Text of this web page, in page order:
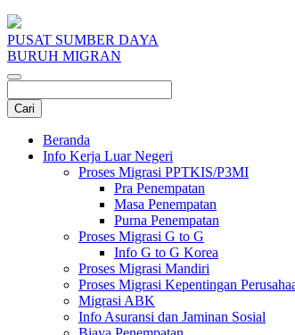
PUSAT SUMBER DAYA
BURUH MIGRAN
Beranda
Info Kerja Luar Negeri
Proses Migrasi PPTKIS/P3MI
Pra Penempatan
Masa Penempatan
Purna Penempatan
Proses Migrasi G to G
Info G to G Korea
Proses Migrasi Mandiri
Proses Migrasi Kepentingan
Migrasi ABK
Info Asuransi dan Jaminan Sosial